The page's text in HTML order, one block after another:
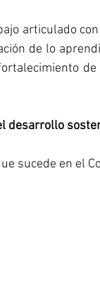
articulado
de lo
desarrollo
sucede en el